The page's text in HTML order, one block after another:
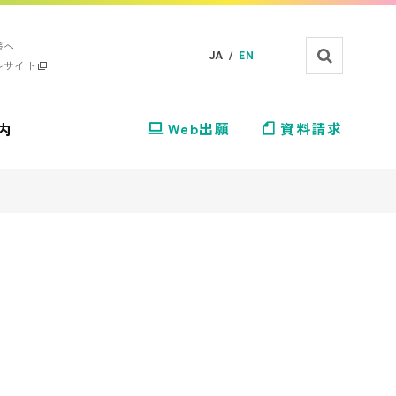
イト
JA / EN
Web出願 資料請求